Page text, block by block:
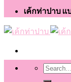
เค้กท่าปาบ แ
Search
for: